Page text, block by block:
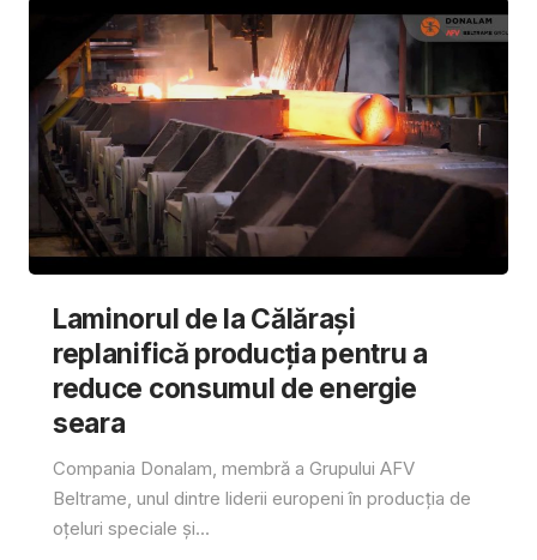
Laminorul de la Călărași
replanifică producția pentru a
reduce consumul de energie
seara
Compania Donalam, membră a Grupului AFV
Beltrame, unul dintre liderii europeni în producția de
oțeluri speciale și...